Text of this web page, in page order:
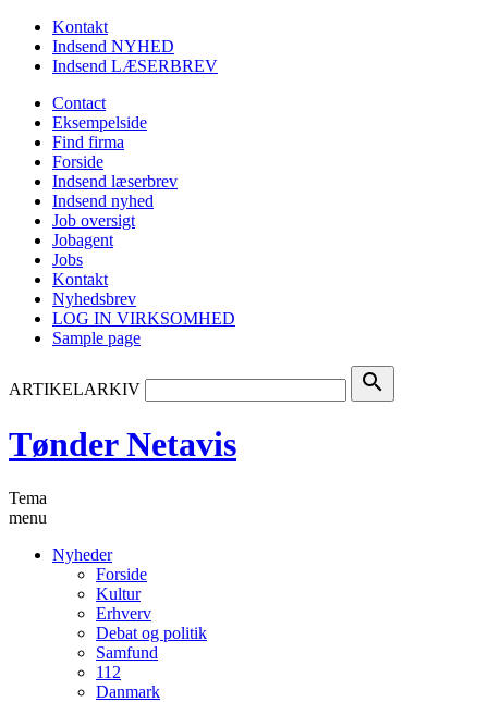
Kontakt
Indsend NYHED
Indsend LÆSERBREV
Contact
Eksempelside
Find firma
Forside
Indsend læserbrev
Indsend nyhed
Job oversigt
Jobagent
Jobs
Kontakt
Nyhedsbrev
LOG IN VIRKSOMHED
Sample page
ARTIKELARKIV search
Tønder Netavis
Tema
menu
Nyheder
Forside
Kultur
Erhverv
Debat og politik
Samfund
112
Danmark